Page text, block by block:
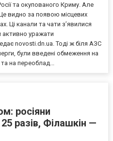
та окупованого Криму. Але
видно за появою місцевих
Ці канали та чати з’явилися
активно уражати
novosti.dn.ua. Тоді ж біля АЗС
були введені обмеження на
на переоблад...
росіяни
разів, Філашкін —